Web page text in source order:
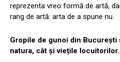
reprezenta vreo formă de artă,
rang de artă: arta de a spune nu.
Gropile de gunoi din
natura, cât și viețile locuitorilor.